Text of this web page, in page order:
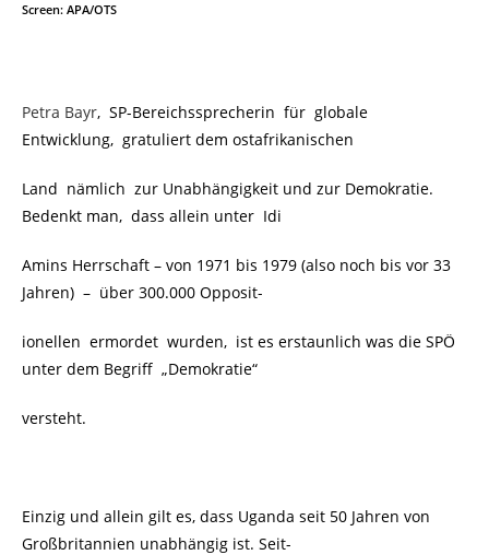
Screen: APA/OTS
Petra Bayr, SP-Bereichssprecherin für globale
Entwicklung, gratuliert dem ostafrikanischen
Land nämlich zur Unabhängigkeit und zur Demokratie.
Bedenkt man, dass allein unter Idi
Amins Herrschaft – von 1971 bis 1979 (also noch bis vor 33
Jahren) – über 300.000 Opposit-
ionellen ermordet wurden, ist es erstaunlich was die SPÖ
unter dem Begriff „Demokratie“
versteht.
Einzig und allein gilt es, dass Uganda seit 50 Jahren von
Großbritannien unabhängig ist. Seit-